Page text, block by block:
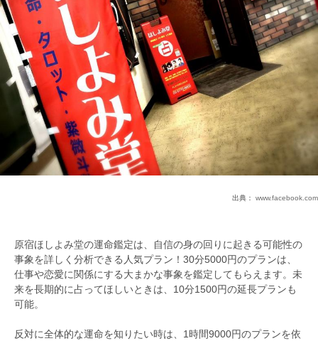
出典： www.facebook.com
原宿ほしよみ堂の運命鑑定は、自信の身の回りに起きる可能性の
事象を詳しく分析できる人気プラン！30分5000円のプランは、
仕事や恋愛に関係にする大まかな事象を鑑定してもらえます。未
来を長期的に占ってほしいときは、10分1500円の延長プランも
可能。
反対に全体的な運命を知りたい時は、1時間9000円のプランを依